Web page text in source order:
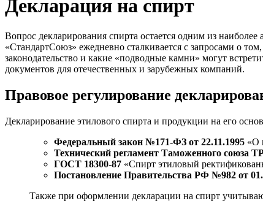
Декларация на спирт
Вопрос декларирования спирта остается одним из
«СтандартСоюз» ежедневно сталкивается с запросами о
законодательство и какие «подводные камни» могут
документов для отечественных и зарубежных компаний.
Правовое регулирование
Декларирование этилового спирта и продукции на его
Федеральный закон №171-ФЗ от 22.11.1995 «О
Технический регламент Таможенного союза
ГОСТ 18300-87 «Спирт этиловый
Постановление Правительства РФ №982 от
Также при оформлении декларации на спирт